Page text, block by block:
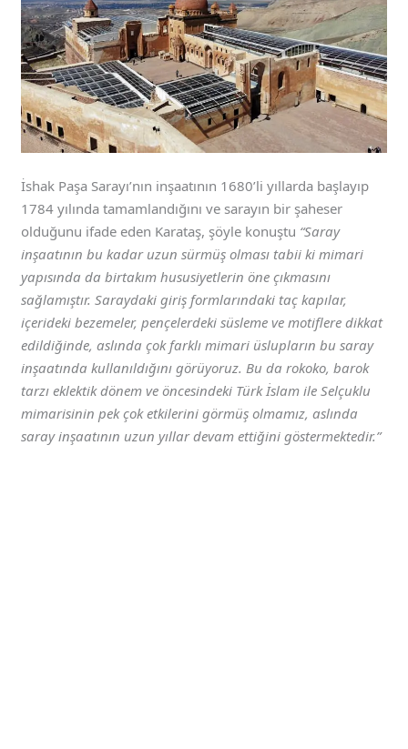
İshak Paşa Sarayı’nın inşaatının 1680’li yıllarda başlayıp
1784 yılında tamamlandığını ve sarayın bir şaheser
olduğunu ifade eden Karataş, şöyle konuştu “Saray
inşaatının bu kadar uzun sürmüş olması tabii ki mimari
yapısında da birtakım hususiyetlerin öne çıkmasını
sağlamıştır. Saraydaki giriş formlarındaki taç kapılar,
içerideki bezemeler, pençelerdeki süsleme ve motiflere dikkat
edildiğinde, aslında çok farklı mimari üslupların bu saray
inşaatında kullanıldığını görüyoruz. Bu da rokoko, barok
tarzı eklektik dönem ve öncesindeki Türk İslam ile Selçuklu
mimarisinin pek çok etkilerini görmüş olmamız, aslında
saray inşaatının uzun yıllar devam ettiğini göstermektedir.”